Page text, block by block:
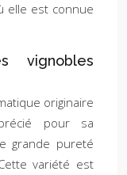
elle est connue
vignobles
originaire
pour sa
grande pureté
variété est